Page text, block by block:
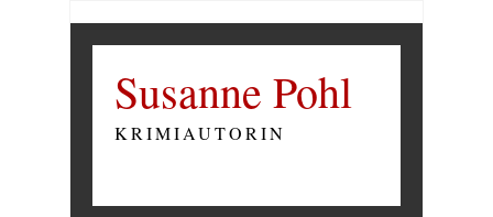
Susanne Pohl
KRIMIAUTORIN